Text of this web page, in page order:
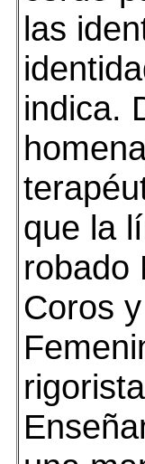
las
indica.
que la
robado
Coros